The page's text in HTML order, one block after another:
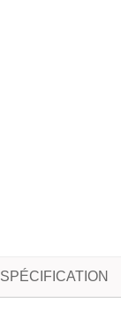
SPÉCIFICATION